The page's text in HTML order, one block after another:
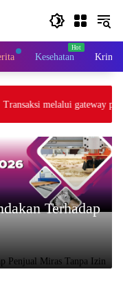
Kesehatan
melalui gateway
Terhadap